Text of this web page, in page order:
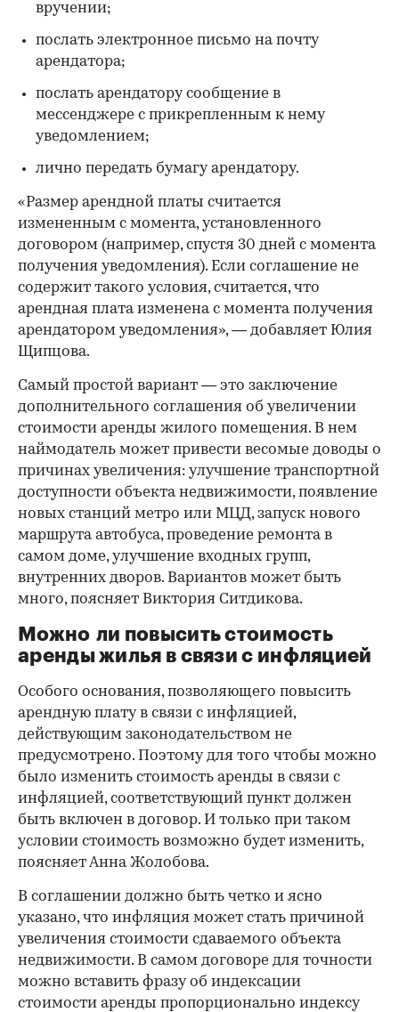
вручении;
послать электронное письмо на почту
арендатора;
послать арендатору сообщение в
мессенджере с прикрепленным к нему
уведомлением;
лично передать бумагу арендатору.
«Размер арендной платы считается
измененным с момента, установленного
договором (например, спустя 30 дней с момента
получения уведомления). Если соглашение не
содержит такого условия, считается, что
арендная плата изменена с момента получения
арендатором уведомления», — добавляет Юлия
Щипцова.
Самый простой вариант — это заключение
дополнительного соглашения об увеличении
стоимости аренды жилого помещения. В нем
наймодатель может привести весомые доводы о
причинах увеличения: улучшение транспортной
доступности объекта недвижимости, появление
новых станций метро или МЦД, запуск нового
маршрута автобуса, проведение ремонта в
самом доме, улучшение входных групп,
внутренних дворов. Вариантов может быть
много, поясняет Виктория Ситдикова.
Можно ли повысить стоимость
аренды жилья в связи с инфляцией
Особого основания, позволяющего повысить
арендную плату в связи с инфляцией,
действующим законодательством не
предусмотрено. Поэтому для того чтобы можно
было изменить стоимость аренды в связи с
инфляцией, соответствующий пункт должен
быть включен в договор. И только при таком
условии стоимость возможно будет изменить,
поясняет Анна Жолобова.
В соглашении должно быть четко и ясно
указано, что инфляция может стать причиной
увеличения стоимости сдаваемого объекта
недвижимости. В самом договоре для точности
можно вставить фразу об индексации
стоимости аренды пропорционально индексу